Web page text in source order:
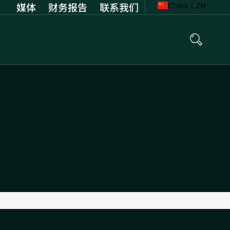
媒体 财务报告 Opens
联系我们 China | ZH